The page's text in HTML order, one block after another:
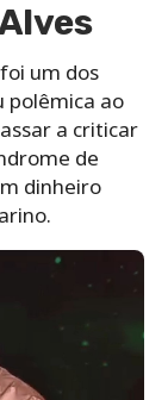
um dos
polêmica ao
a criticar
de
dinheiro